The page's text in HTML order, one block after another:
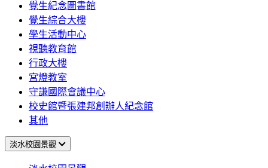
覺生紀念圖書館
覺生綜合大樓
學生活動中心
視聽教育館
行政大樓
宮燈教室
守謙國際會議中心
校史館暨張建邦創辦人紀念館
其他
淡水校園景觀